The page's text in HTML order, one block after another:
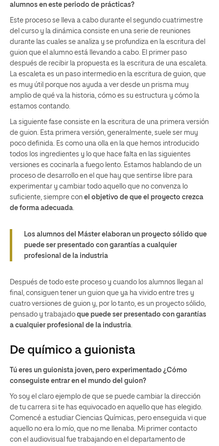
alumnos en este periodo de prácticas?
Este proceso se lleva a cabo durante el segundo cuatrimestre
del curso y la dinámica consiste en una serie de reuniones
durante las cuales se analiza y se profundiza en la escritura del
guion que el alumno está llevando a cabo. El primer paso
después de recibir la propuesta es la escritura de una escaleta.
La escaleta es un paso intermedio en la escritura de guion, que
es muy útil porque nos ayuda a ver desde un prisma muy
amplio de qué va la historia, cómo es su estructura y cómo la
estamos contando.
La siguiente fase consiste en la escritura de una primera versión
de guion. Esta primera versión, generalmente, suele ser muy
poco definida. Es como una olla en la que hemos introducido
todos los ingredientes y lo que hace falta en las siguientes
versiones es cocinarla a fuego lento. Estamos hablando de un
proceso de desarrollo en el que hay que sentirse libre para
experimentar y cambiar todo aquello que no convenza lo
suficiente, siempre con el objetivo de que el proyecto crezca
de forma adecuada.
Los alumnos del Máster elaboran un proyecto sólido que
puede ser presentado con garantías a cualquier
profesional de la industria
Después de todo este proceso y cuando los alumnos llegan al
final, consiguen tener un guion que ya ha vivido entre tres y
cuatro versiones de guion y, por lo tanto, es un proyecto sólido,
pensado y trabajado que puede ser presentado con garantías
a cualquier profesional de la industria.
De químico a guionista
Tú eres un guionista joven, pero experimentado ¿Cómo
conseguiste entrar en el mundo del guion?
Yo soy el claro ejemplo de que se puede cambiar la dirección
de tu carrera si te has equivocado en aquello que has elegido.
Comencé a estudiar Ciencias Químicas, pero enseguida vi que
aquello no era lo mío, que no me llenaba. Mi primer contacto
con el audiovisual fue trabajando en el departamento de